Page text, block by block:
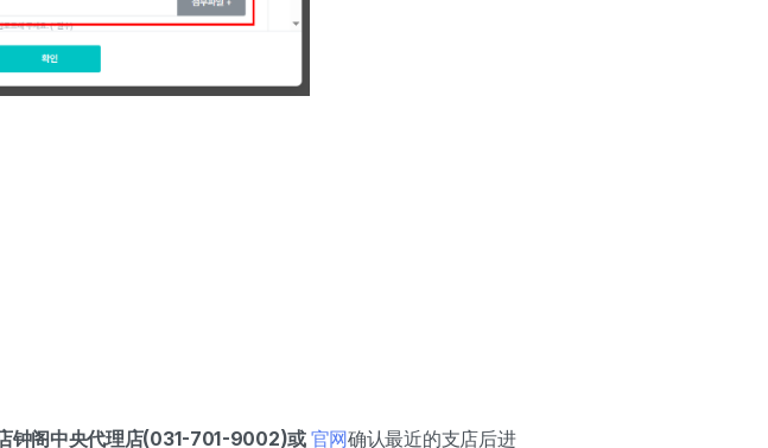
钟阁中央代理店(031-701-9002)或 官网确认最近的支店后进